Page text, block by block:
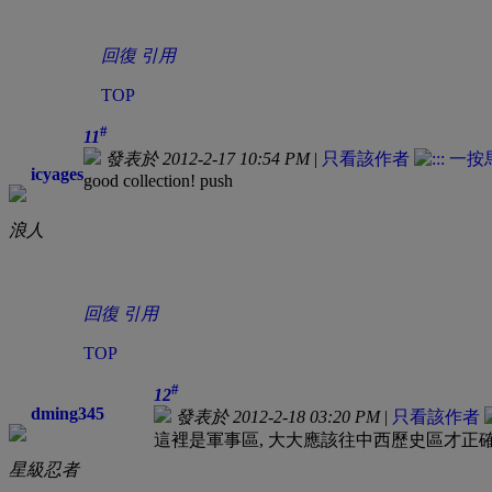
回復 引用
TOP
icyages
浪人
11#
發表於 2012-2-17 10:54 PM| 只看該作者
good collection! push
回復 引用
TOP
dming345
星級忍者
12#
發表於 2012-2-18 03:20 PM| 只看該作者
這裡是軍事區, 大大應該往中西歷史區才正